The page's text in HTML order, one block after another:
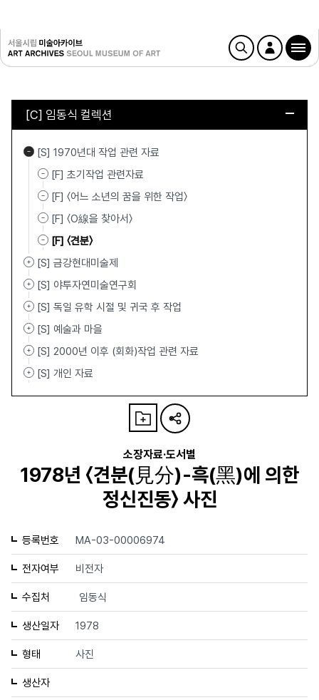
[C] 임동식 컬렉션
[S] 1970년대 작업 관련 자료
[F] 초기작업 관련자료
[F] 〈어느 소년의 꿈을 위한 작업〉
[F] 〈O線을 찾아서〉
[F] 〈견분〉
[S] 금강현대미술제
[S] 야투자연미술연구회
[S] 독일 유학 시절 및 귀국 후 작업
[S] 예술과 마을
[S] 2000년 이후 (회화)작업 관련 자료
[S] 개인 자료
소장자료·도서별
1978년 〈견분(見分)-흑(黑)에 의한
정신진동〉 사진
등록번호 MA-03-00006974
전자여부 비전자
수집처 임동식
생산일자 1978
형태 사진
생산자